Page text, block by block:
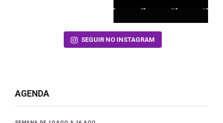
SEGUIR NO INSTAGRAM
AGENDA